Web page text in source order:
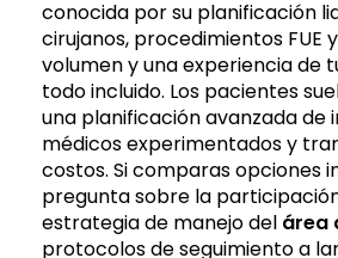
conocida por su planificación
cirujanos, procedimientos FUE y
volumen y una experiencia de
todo incluido. Los pacientes
una planificación avanzada de
médicos experimentados y
costos. Si comparas opciones
pregunta sobre la
estrategia de manejo del área
protocolos de seguimiento a